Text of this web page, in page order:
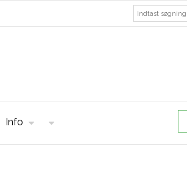
Info